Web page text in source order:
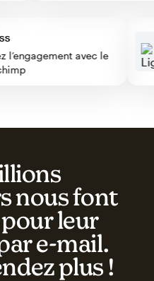
l’engagement avec le
nous font
leur
e-mail.
plus !